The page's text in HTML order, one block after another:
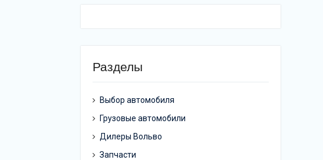
Разделы
Выбор автомобиля
Грузовые автомобили
Дилеры Вольво
Запчасти